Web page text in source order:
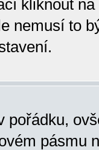
kliknout
nemusí to
pořádku,
pásmu